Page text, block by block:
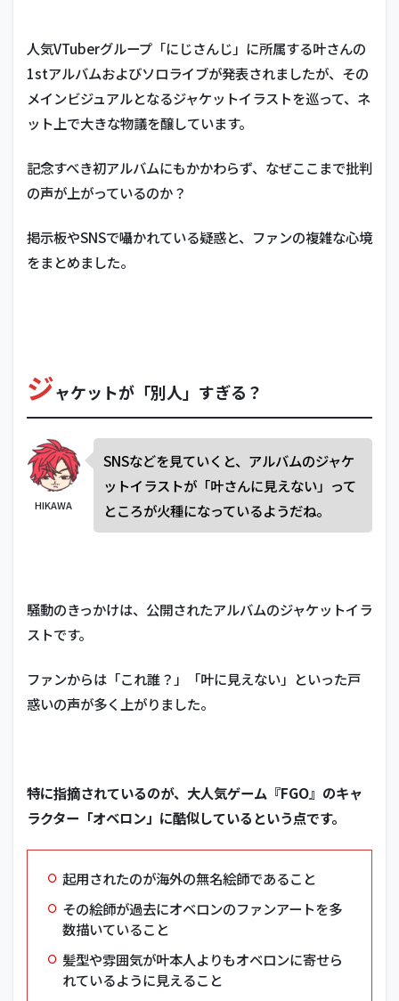
人気VTuberグループ「にじさんじ」に所属する叶さんの
1stアルバムおよびソロライブが発表されましたが、その
メインビジュアルとなるジャケットイラストを巡って、ネ
ット上で大きな物議を醸しています。
記念すべき初アルバムにもかかわらず、なぜここまで批判
の声が上がっているのか？
掲示板やSNSで囁かれている疑惑と、ファンの複雑な心境
をまとめました。
ジャケットが「別人」すぎる？
HIKAWA
SNSなどを見ていくと、アルバムのジャケ
ットイラストが「叶さんに見えない」って
ところが火種になっているようだね。
騒動のきっかけは、公開されたアルバムのジャケットイラ
ストです。
ファンからは「これ誰？ 」「叶に見えない」といった戸
惑いの声が多く上がりました。
特に指摘されているのが、大人気ゲーム『FGO』のキャ
ラクター「オベロン」に酷似しているという点です。
起用されたのが海外の無名絵師であること
その絵師が過去にオベロンのファンアートを多
数描いていること
髪型や雰囲気が叶本人よりもオベロンに寄せら
れているように見えること